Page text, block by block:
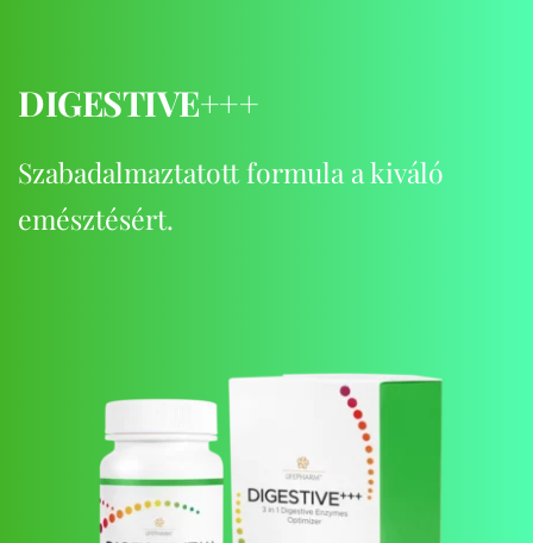
DIGESTIVE+++
Szabadalmaztatott formula a kiváló
emésztésért.